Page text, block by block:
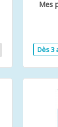
Mes
Dès 3